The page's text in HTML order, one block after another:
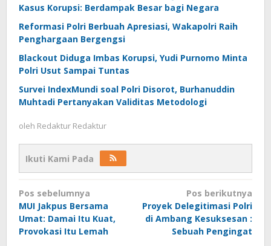
Kasus Korupsi: Berdampak Besar bagi Negara
Reformasi Polri Berbuah Apresiasi, Wakapolri Raih
Penghargaan Bergengsi
Blackout Diduga Imbas Korupsi, Yudi Purnomo Minta
Polri Usut Sampai Tuntas
Survei IndexMundi soal Polri Disorot, Burhanuddin
Muhtadi Pertanyakan Validitas Metodologi
oleh Redaktur Redaktur
Ikuti Kami Pada
Navigasi
pos
Pos sebelumnya
MUI Jakpus Bersama
Umat: Damai Itu Kuat,
Provokasi Itu Lemah
Pos berikutnya
Proyek Delegitimasi Polri
di Ambang Kesuksesan :
Sebuah Pengingat